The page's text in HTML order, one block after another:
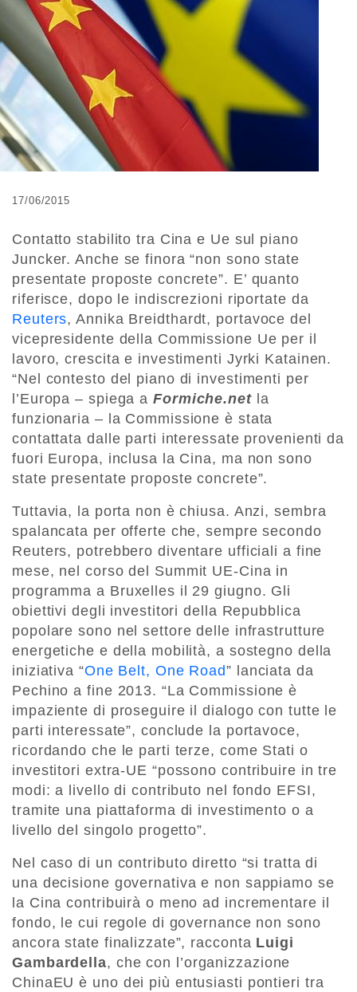
17/06/2015
Contatto stabilito tra Cina e Ue sul piano
Juncker. Anche se finora “non sono state
presentate proposte concrete”. E’ quanto
riferisce, dopo le indiscrezioni riportate da
Reuters, Annika Breidthardt, portavoce del
vicepresidente della Commissione Ue per il
lavoro, crescita e investimenti Jyrki Katainen.
“Nel contesto del piano di investimenti per
l’Europa – spiega a Formiche.net la
funzionaria – la Commissione è stata
contattata dalle parti interessate provenienti da
fuori Europa, inclusa la Cina, ma non sono
state presentate proposte concrete”.
Tuttavia, la porta non è chiusa. Anzi, sembra
spalancata per offerte che, sempre secondo
Reuters, potrebbero diventare ufficiali a fine
mese, nel corso del Summit UE-Cina in
programma a Bruxelles il 29 giugno. Gli
obiettivi degli investitori della Repubblica
popolare sono nel settore delle infrastrutture
energetiche e della mobilità, a sostegno della
iniziativa “One Belt, One Road” lanciata da
Pechino a fine 2013. “La Commissione è
impaziente di proseguire il dialogo con tutte le
parti interessate”, conclude la portavoce,
ricordando che le parti terze, come Stati o
investitori extra-UE “possono contribuire in tre
modi: a livello di contributo nel fondo EFSI,
tramite una piattaforma di investimento o a
livello del singolo progetto”.
Nel caso di un contributo diretto “si tratta di
una decisione governativa e non sappiamo se
la Cina contribuirà o meno ad incrementare il
fondo, le cui regole di governance non sono
ancora state finalizzate”, racconta Luigi
Gambardella, che con l’organizzazione
ChinaEU è uno dei più entusiasti pontieri tra